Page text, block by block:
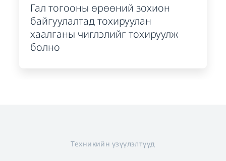
Гал тогооны өрөөний зохион
байгуулалтад тохируулан
хаалганы чиглэлийг тохируулж
болно
Техникийн үзүүлэлтүүд